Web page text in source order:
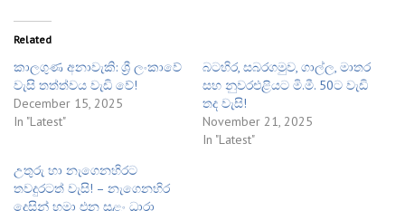
Related
කාලගුණ අනාවැකි: ශ්‍රී ලංකාවේ
වැසි තත්ත්වය වැඩි වේ!
December 15, 2025
In "Latest"
බටහිර, සබරගමුව, ගාල්ල, මාතර
සහ නුවරඑළියට මි.මී. 50ට වැඩි
තද වැසි!
November 21, 2025
In "Latest"
උතුරු හා නැගෙනහිරට
තවදුරටත් වැසි! – නැගෙනහිර
දෙසින් හමා එන සුළං ධාරා